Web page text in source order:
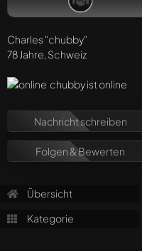
Charles "chubby"
78 Jahre, Schweiz
chubby ist online
Nachricht schreiben
Folgen & Bewerten
Übersicht
Kategorie